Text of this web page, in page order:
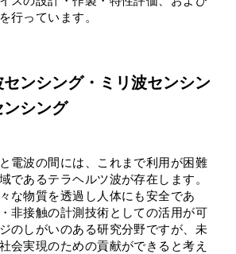
行っています。
ンシング・ミリ波センシン
シング
電波の間には、これまで利用が困難
であるテラヘルツ波が存在します。
な物質を透過し人体にも安全であ
非接触の計測技術としての活用が可
のしがいのある研究分野ですが、未
会実現のための貢献ができると考え